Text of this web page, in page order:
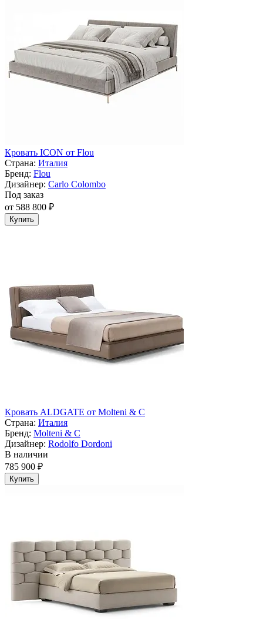
Кровать ICON от Flou
Страна: Италия
Бренд: Flou
Дизайнер: Carlo Colombo
Под заказ
от 588 800 ₽
Купить
Кровать ALDGATE от Molteni & C
Страна: Италия
Бренд: Molteni & C
Дизайнер: Rodolfo Dordoni
В наличии
785 900 ₽
Купить